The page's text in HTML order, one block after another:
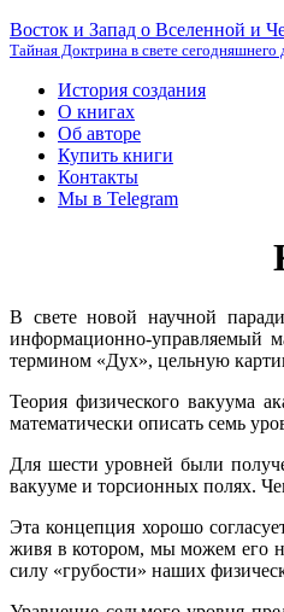
Восток и Запад о Вселенной и
Тайная Доктрина в свете сегодняшнего
История создания
О книгах
Об авторе
Купить книги
Контакты
Мы в Telegram
В свете новой научной
информационно-управляемый
термином «Дух», цельную
Теория физического вакуума
математически описать семь
Для шести уровней были
вакууме и торсионных полях.
Эта концепция хорошо
живя в котором, мы можем его
силу «грубости» наших